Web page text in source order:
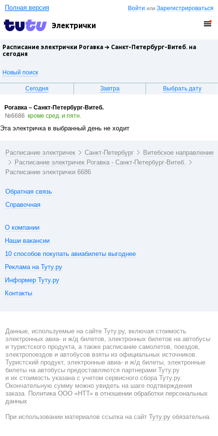
Войти илиЗарегистрироваться
Полная версия
Электрички
Расписание электрички Рогавка → Санкт-Петербург-Витеб. на
сегодня
Новый поиск
Сегодня Завтра Выбрать дату
Рогавка – Санкт-Петербург-Витеб.
№6686 кроме сред. и пятн.
Эта электричка в выбранный день не ходит
Расписание электричек Санкт-Петербург
Витебское направление
Расписание электричек Рогавка - Санкт-Петербург-Витеб.
Расписание электрички 6686
Обратная связь
Справочная
О компании
Наши вакансии
10 способов покупать авиабилеты выгоднее
Реклама на Туту.ру
Информер Туту.ру
Контакты
Данные, используемые на сайте Туту.ру, включая стоимость
электронных авиа- и ж/д билетов, электронных билетов на автобусы
и туристского продукта, а также расписание самолетов, поездов,
электропоездов и автобусов взяты из официальных источников.
Туристский продукт, электронные авиа- и ж/д билеты, электронные
билеты на автобусы предоставляются партнерами Туту.ру
и их стоимость указана с учетом сервисного сбора Туту.ру.
Окончательную сумму можно увидеть на шаге подтверждения
заказа. Политика ООО «НТТ» в отношении обработки персональных
данных
При использовании материалов ссылка на сайт Туту.ру обязательна.